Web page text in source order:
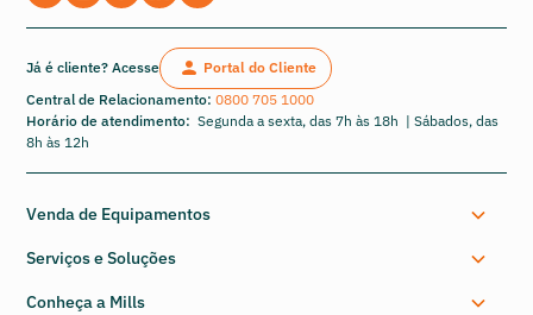
Já é cliente? Acesse
Portal do Cliente
Central de Relacionamento:0800 705 1000
Horário de atendimento:Segunda a sexta, das 7h às 18h | Sábados, das
8h às 12h
Venda de Equipamentos
Serviços e Soluções
Conheça a Mills